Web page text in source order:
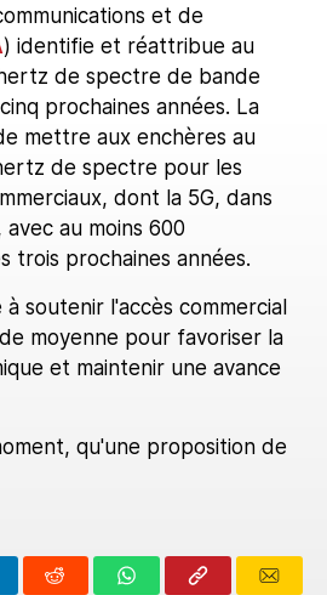
et de
) identifie et réattribue au
de spectre de bande
prochaines années. La
mettre aux enchères au
de spectre pour les
dont la 5G, dans
avec au moins 600
trois prochaines années.
soutenir l'accès commercial
moyenne pour favoriser la
et maintenir une avance
qu'une proposition de